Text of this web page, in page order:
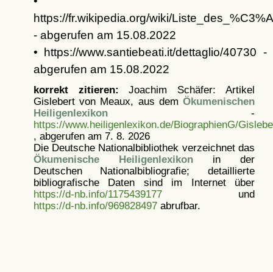
https://fr.wikipedia.org/wiki/
- abgerufen am 15.08.2022
• https://www.santiebeati.it/dettaglio/40730 -
abgerufen am 15.08.2022
korrekt zitieren: Joachim Schäfer: Artikel
Gislebert von Meaux, aus dem Ökumenischen
Heiligenlexikon-
https://www.heiligenlexikon.de/BiographienG/
, abgerufen am 7. 8. 2026
Die Deutsche Nationalbibliothek verzeichnet das
Ökumenische Heiligenlexikonin der
Deutschen Nationalbibliografie; detaillierte
bibliografische Daten sind im Internet über
https://d-nb.info/1175439177und
https://d-nb.info/969828497abrufbar.